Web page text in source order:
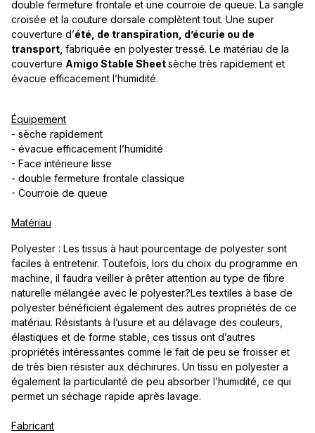
double fermeture frontale et une courroie de queue. La sangle
croisée et la couture dorsale complètent tout. Une super
couverture d’été, de transpiration, d’écurie ou de
transport, fabriquée en polyester tressé. Le matériau de la
couverture Amigo Stable Sheetsèche très rapidement et
évacue efficacement l’humidité.
Équipement
- sèche rapidement
- évacue efficacement l’humidité
- Face intérieure lisse
- double fermeture frontale classique
- Courroie de queue
Matériau
Polyester : Les tissus à haut pourcentage de polyester sont
faciles à entretenir. Toutefois, lors du choix du programme en
machine, il faudra veiller à prêter attention au type de fibre
naturelle mélangée avec le polyester.?Les textiles à base de
polyester bénéficient également des autres propriétés de ce
matériau. Résistants à l’usure et au délavage des couleurs,
élastiques et de forme stable, ces tissus ont d’autres
propriétés intéressantes comme le fait de peu se froisser et
de très bien résister aux déchirures. Un tissu en polyester a
également la particularité de peu absorber l’humidité, ce qui
permet un séchage rapide après lavage.
Fabricant